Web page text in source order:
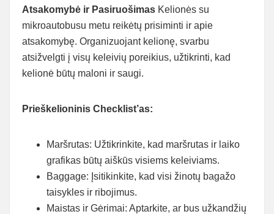
Atsakomybė ir Pasiruošimas Kelionės su
mikroautobusu metu reikėtų prisiminti ir apie
atsakomybę. Organizuojant kelionę, svarbu
atsižvelgti į visų keleivių poreikius, užtikrinti, kad
kelionė būtų maloni ir saugi.
Prieškelioninis Checklist’as:
Maršrutas: Užtikrinkite, kad maršrutas ir laiko
grafikas būtų aiškūs visiems keleiviams.
Baggage: Įsitikinkite, kad visi žinotų bagažo
taisykles ir ribojimus.
Maistas ir Gėrimai: Aptarkite, ar bus užkandžių